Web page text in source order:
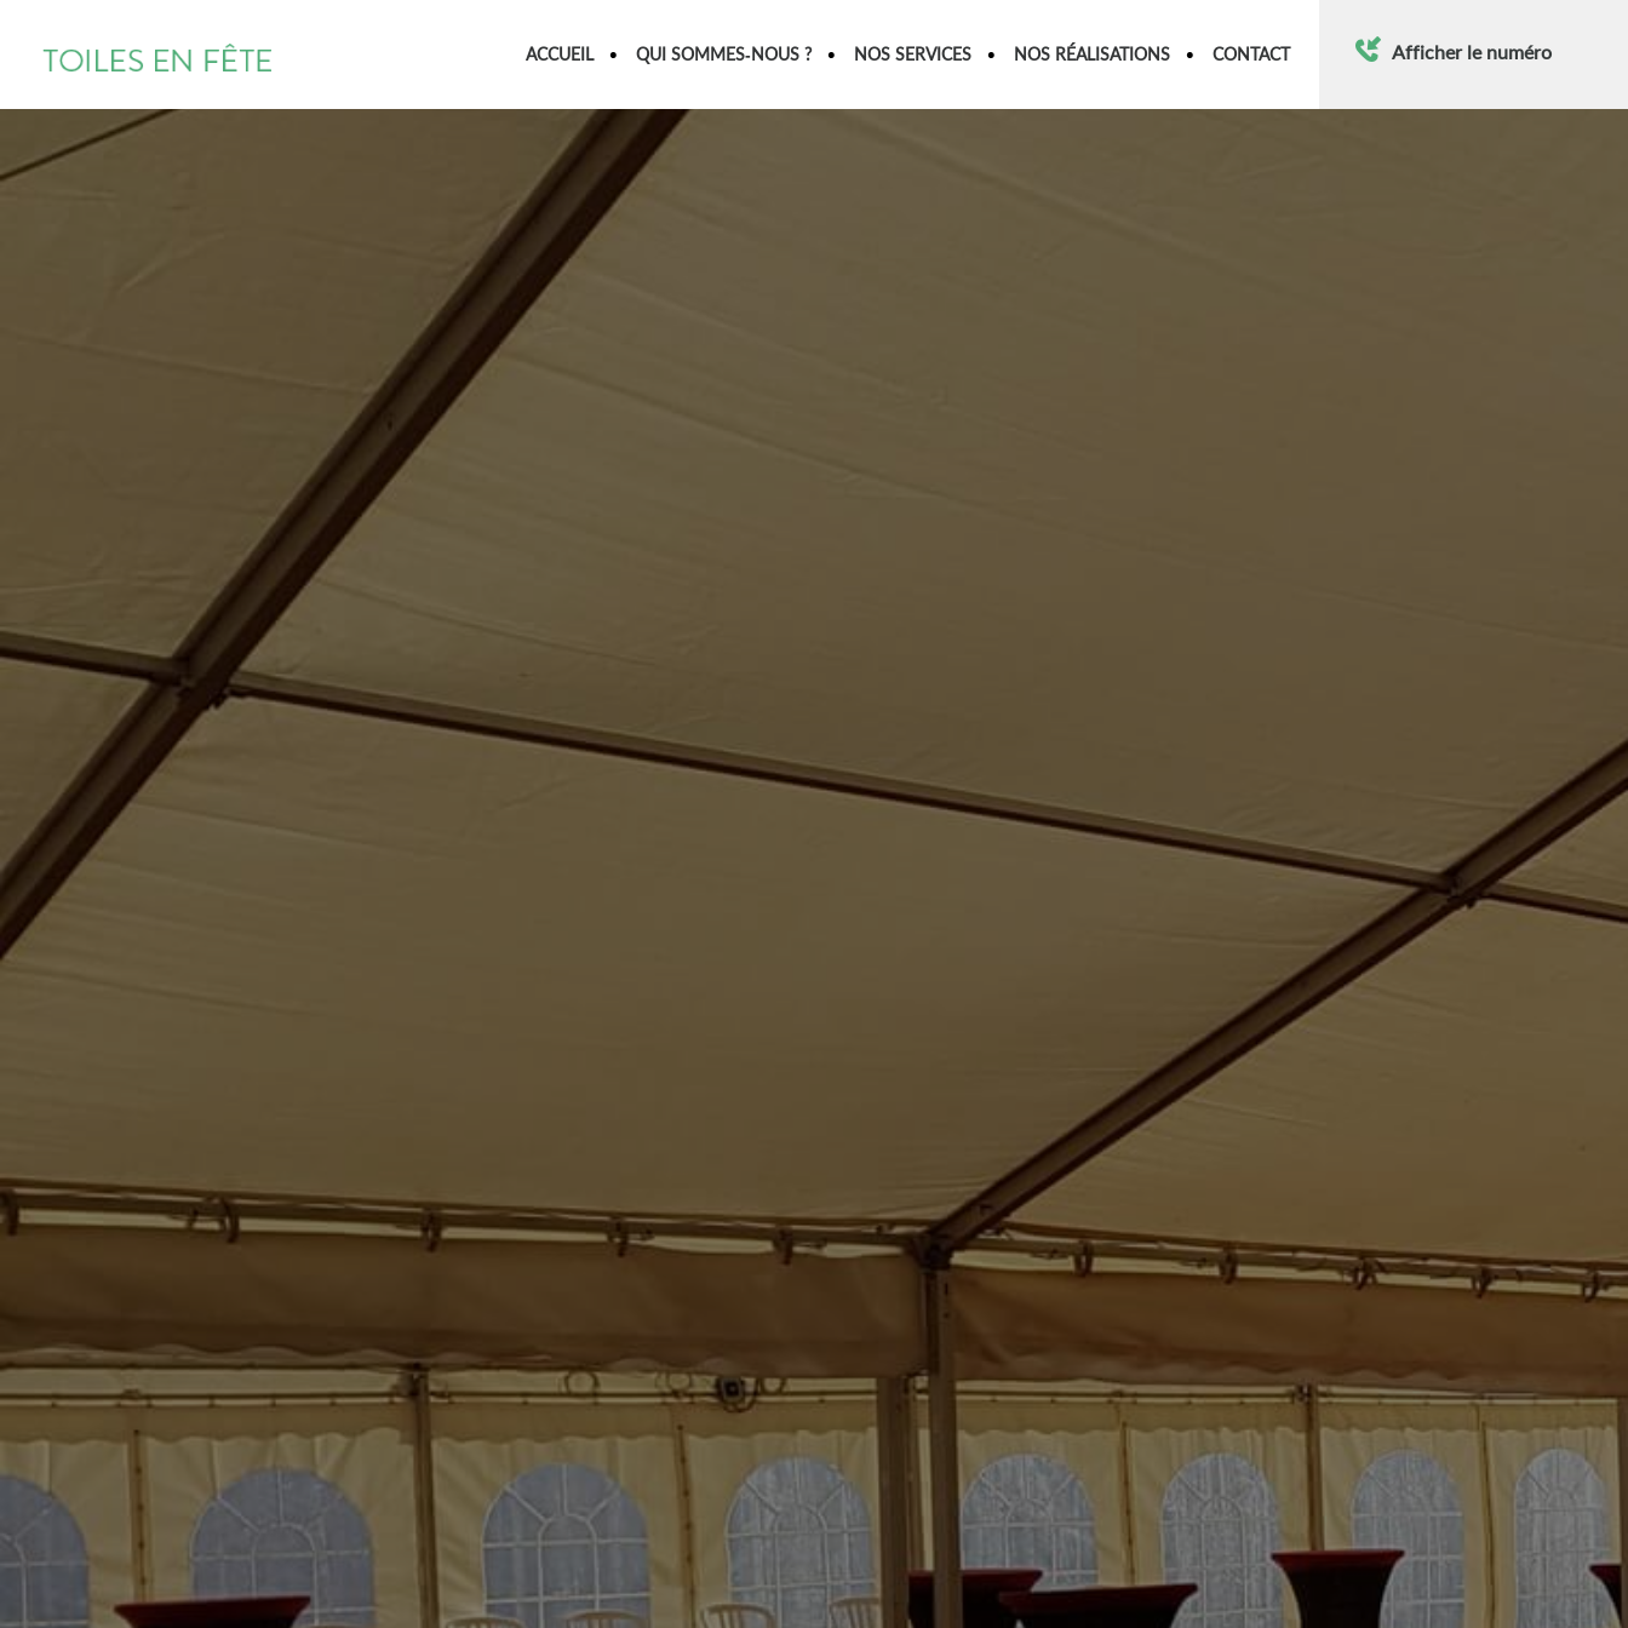
TOILES
EN
ACCUEIL QUI SOMMES-NOUS ? NOS SERVICES NOS RÉALISATIONS CONTACT Afficher le numéro